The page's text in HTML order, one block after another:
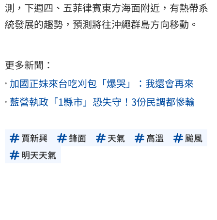
測，下週四、五菲律賓東方海面附近，有熱帶系
統發展的趨勢，預測將往沖繩群島方向移動。
更多新聞：
加國正妹來台吃刈包「爆哭」：我還會再來
藍營執政「1縣市」恐失守！3份民調都慘輸
賈新興 鋒面 天氣 高溫
颱風
明天天氣